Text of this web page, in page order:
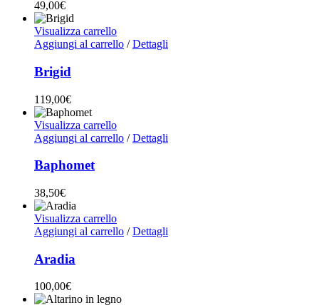
49,00€
Visualizza carrello
Aggiungi al carrello / Dettagli
Brigid
119,00€
Visualizza carrello
Aggiungi al carrello / Dettagli
Baphomet
38,50€
Visualizza carrello
Aggiungi al carrello / Dettagli
Aradia
100,00€